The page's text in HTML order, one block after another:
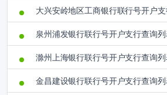
大兴安岭地区工商银行联行号开户
泉州浦发银行联行号开户支行查询列
滁州上海银行联行号开户支行查询列
金昌建设银行联行号开户支行查询列